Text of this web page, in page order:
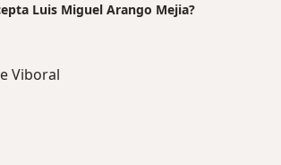
Luis Miguel Arango Mejia?
Viboral